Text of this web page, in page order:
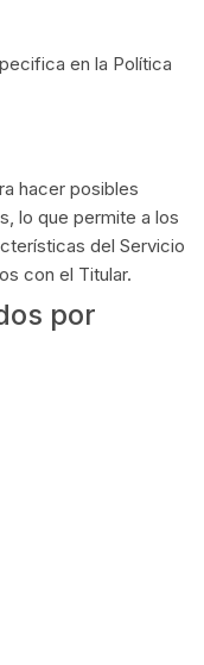
en la Política
hacer posibles
lo que permite a los
del Servicio
con el Titular.
por